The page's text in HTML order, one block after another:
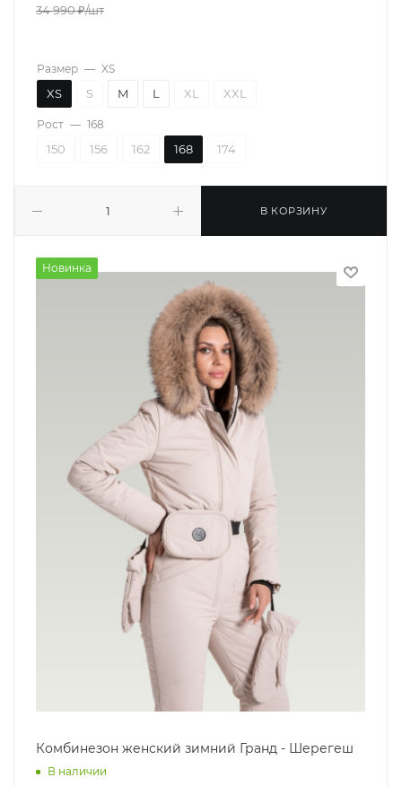
34 990₽/шт
В КОРЗИНУ
Размер — XS
XS S M L XL XXL
Рост — 168
150 156 162 168 174
Новинка
Комбинезон женский зимний Гранд - Шерегеш
В наличии